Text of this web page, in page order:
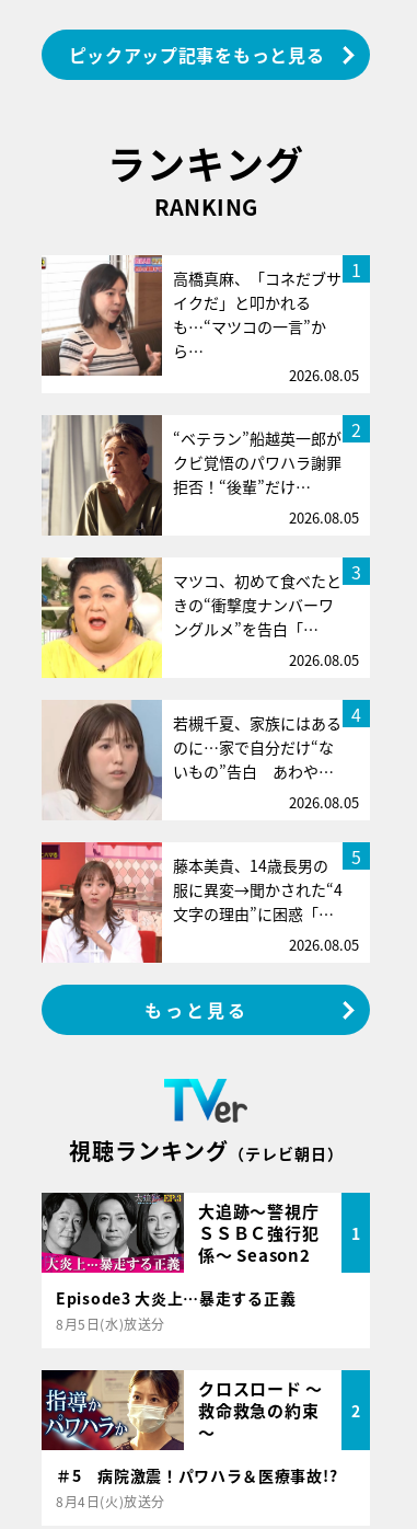
ピックアップ記事をもっと見る
ランキング
RANKING
1
高橋真麻、「コネだブサ
イクだ」と叩かれる
も…“マツコの一言”か
ら…
2026.08.05
2
“ベテラン”船越英一郎が
クビ覚悟のパワハラ謝罪
拒否！“後輩”だけ…
2026.08.05
3
マツコ、初めて食べたと
きの“衝撃度ナンバーワ
ングルメ”を告白「…
2026.08.05
4
若槻千夏、家族にはある
のに…家で自分だけ“な
いもの”告白 あわや…
2026.08.05
5
藤本美貴、14歳長男の
服に異変→聞かされた“4
文字の理由”に困惑「…
2026.08.05
もっと見る
視聴ランキング （テレビ朝日）
大追跡～警視庁
ＳＳＢＣ強行犯
係～ Season2
1
Episode3 大炎上…暴走する正義
8月5日(水)放送分
クロスロード ～
救命救急の約束
～
2
＃5 病院激震！パワハラ＆医療事故!?
8月4日(火)放送分